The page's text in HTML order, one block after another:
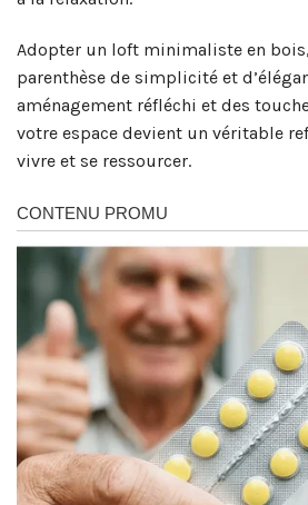
Adopter un loft minimaliste en bois,
parenthèse de simplicité et
aménagement réfléchi et des
votre espace devient un véritable
vivre et se ressourcer.